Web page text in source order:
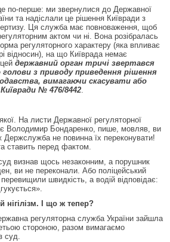
по-перше: ми звернулися до Державної
та надіслали це рішення Київради з
Ця служба має повноваження, щоб
актом чи ні. Вона розібралась
регуляторного характеру (яка впливає
відносин), на що Київрада немає
державний орган тричі звертався
голови з приводу приведення рішення
вимагаючи скасувати або
№ 476/8442.
На листи Державної регуляторної
Володимир Бондаренко, пише, мовляв, ви
не повинна їх переконувати!
ставить перед фактом.
визнав щось незаконним, а порушник
ви не переконали. Або поліцейський
швидкість, а водій відповідає:
нігілізм. І що ж тепер?
регуляторна служба України зайшла
стороною, разом вимагаємо
суд.